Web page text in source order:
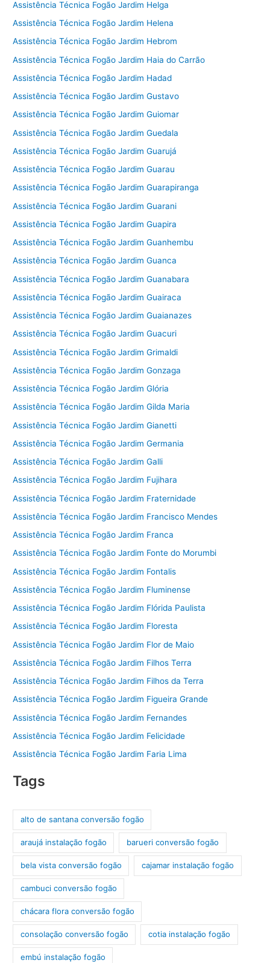
Assistência Técnica Fogão Jardim Helga
Assistência Técnica Fogão Jardim Helena
Assistência Técnica Fogão Jardim Hebrom
Assistência Técnica Fogão Jardim Haia do Carrão
Assistência Técnica Fogão Jardim Hadad
Assistência Técnica Fogão Jardim Gustavo
Assistência Técnica Fogão Jardim Guiomar
Assistência Técnica Fogão Jardim Guedala
Assistência Técnica Fogão Jardim Guarujá
Assistência Técnica Fogão Jardim Guarau
Assistência Técnica Fogão Jardim Guarapiranga
Assistência Técnica Fogão Jardim Guarani
Assistência Técnica Fogão Jardim Guapira
Assistência Técnica Fogão Jardim Guanhembu
Assistência Técnica Fogão Jardim Guanca
Assistência Técnica Fogão Jardim Guanabara
Assistência Técnica Fogão Jardim Guairaca
Assistência Técnica Fogão Jardim Guaianazes
Assistência Técnica Fogão Jardim Guacuri
Assistência Técnica Fogão Jardim Grimaldi
Assistência Técnica Fogão Jardim Gonzaga
Assistência Técnica Fogão Jardim Glória
Assistência Técnica Fogão Jardim Gilda Maria
Assistência Técnica Fogão Jardim Gianetti
Assistência Técnica Fogão Jardim Germania
Assistência Técnica Fogão Jardim Galli
Assistência Técnica Fogão Jardim Fujihara
Assistência Técnica Fogão Jardim Fraternidade
Assistência Técnica Fogão Jardim Francisco Mendes
Assistência Técnica Fogão Jardim Franca
Assistência Técnica Fogão Jardim Fonte do Morumbi
Assistência Técnica Fogão Jardim Fontalis
Assistência Técnica Fogão Jardim Fluminense
Assistência Técnica Fogão Jardim Flórida Paulista
Assistência Técnica Fogão Jardim Floresta
Assistência Técnica Fogão Jardim Flor de Maio
Assistência Técnica Fogão Jardim Filhos Terra
Assistência Técnica Fogão Jardim Filhos da Terra
Assistência Técnica Fogão Jardim Figueira Grande
Assistência Técnica Fogão Jardim Fernandes
Assistência Técnica Fogão Jardim Felicidade
Assistência Técnica Fogão Jardim Faria Lima
Tags
alto de santana conversão fogão
araujá instalação fogão barueri conversão fogão
bela vista conversão fogão cajamar instalação fogão
cambuci conversão fogão
chácara flora conversão fogão
consolação conversão fogão cotia instalação fogão
embú instalação fogão